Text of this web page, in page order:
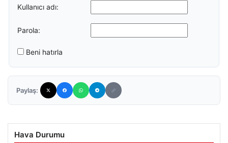
Kullanıcı adı:
Parola:
Beni hatırla
Paylaş:
Hava Durumu